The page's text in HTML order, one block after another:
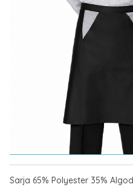
Sarja 65% Polyester 35%